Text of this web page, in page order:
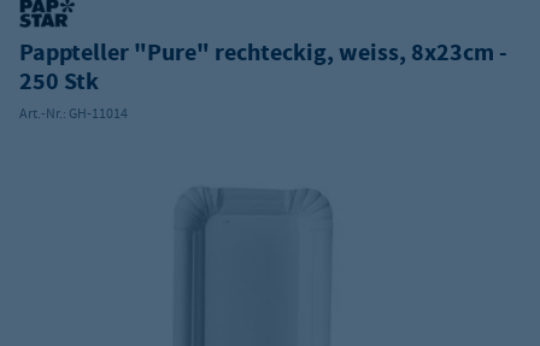
Pappteller "Pure" rechteckig, weiss, 8x23cm -
250 Stk
Art.-Nr.: GH-11014